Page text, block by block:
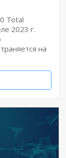
Total
2023 г.
на